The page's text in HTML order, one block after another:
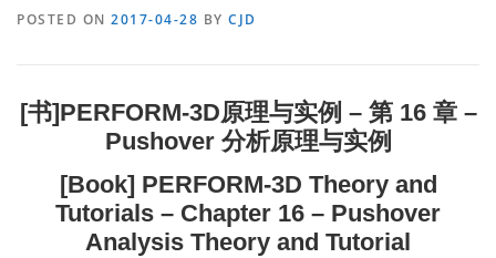
[编程] [资源] [博主]
POSTED ON 2017-04-28 BY CJD
[书]PERFORM-3D原理与实例 – 第 16 章 –
Pushover 分析原理与实例
[Book] PERFORM-3D Theory and
Tutorials – Chapter 16 – Pushover
Analysis Theory and Tutorial